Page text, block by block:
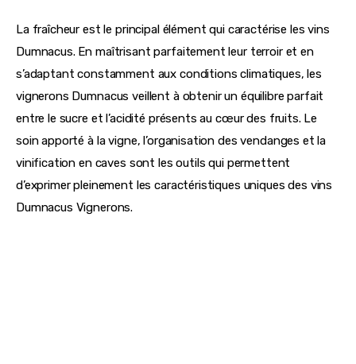
La fraîcheur est le principal élément qui caractérise les vins
Dumnacus. En maîtrisant parfaitement leur terroir et en
s’adaptant constamment aux conditions climatiques, les
vignerons Dumnacus veillent à obtenir un équilibre parfait
entre le sucre et l’acidité présents au cœur des fruits. Le
soin apporté à la vigne, l’organisation des vendanges et la
vinification en caves sont les outils qui permettent
d’exprimer pleinement les caractéristiques uniques des vins
Dumnacus Vignerons.